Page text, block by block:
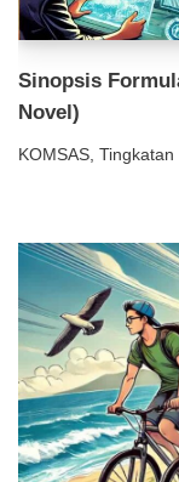
Sinopsis
Novel)
KOMSAS Tingkatan